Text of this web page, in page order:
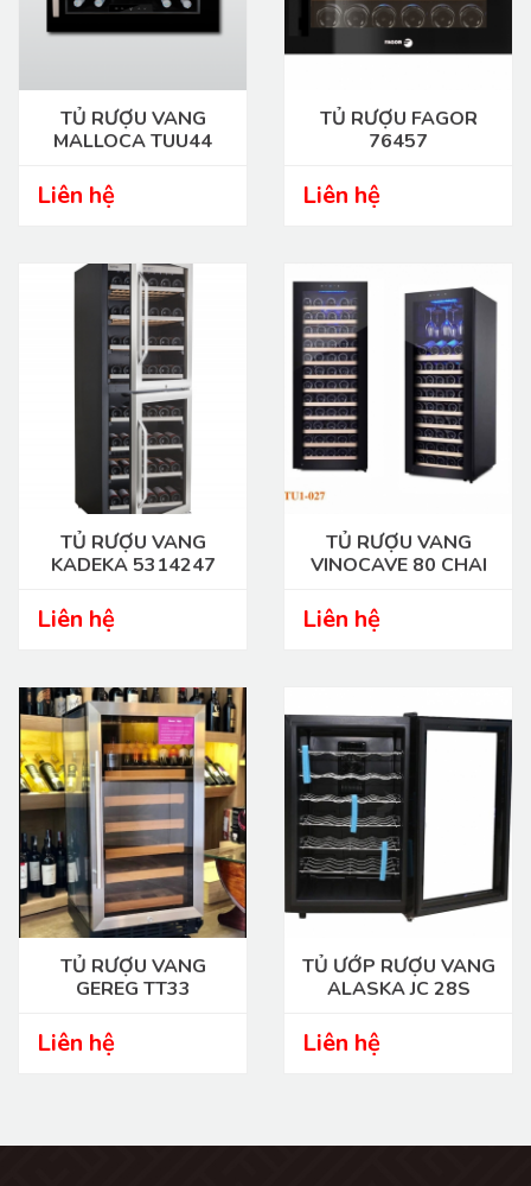
TỦ RƯỢU VANG
MALLOCA TUU44
Liên hệ
TỦ RƯỢU FAGOR
76457
Liên hệ
TỦ RƯỢU VANG
KADEKA 5314247
Liên hệ
TỦ RƯỢU VANG
VINOCAVE 80 CHAI
Liên hệ
TỦ RƯỢU VANG
GEREG TT33
Liên hệ
TỦ ƯỚP RƯỢU VANG
ALASKA JC 28S
Liên hệ